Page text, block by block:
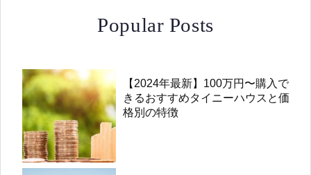
Popular Posts
【2024年最新】100万円〜購入で
きるおすすめタイニーハウスと価
格別の特徴